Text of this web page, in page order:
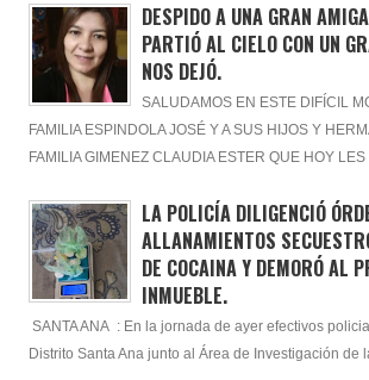
DESPIDO A UNA GRAN
PARTIÓ AL CIELO CON UN
NOS DEJÓ.
SALUDAMOS EN ESTE DIFÍCIL
FAMILIA ESPINDOLA JOSÉ Y A SUS HIJOS Y
FAMILIA GIMENEZ CLAUDIA ESTER QUE HOY LES
LA POLICÍA DILIGENCIÓ
ALLANAMIENTOS
DE COCAINA Y DEMORÓ AL
INMUEBLE.
SANTA ANA : En la jornada de ayer efectivos
Distrito Santa Ana junto al Área de Investigación de